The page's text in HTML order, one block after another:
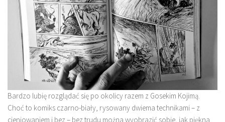
Bardzo lubię rozglądać się po okolicy razem z Gosekim Kojimą.
Choć to komiks czarno-biały, rysowany dwiema technikami – z
cieniowaniem i bez – bez trudu można wyobrazić sobie, jak piękna